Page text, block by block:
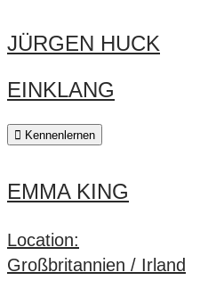
JÜRGEN HUCK
EINKLANG
Kennenlernen
EMMA KING
Location:
Großbritannien / Irland